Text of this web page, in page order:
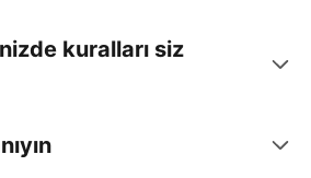
kuralları siz